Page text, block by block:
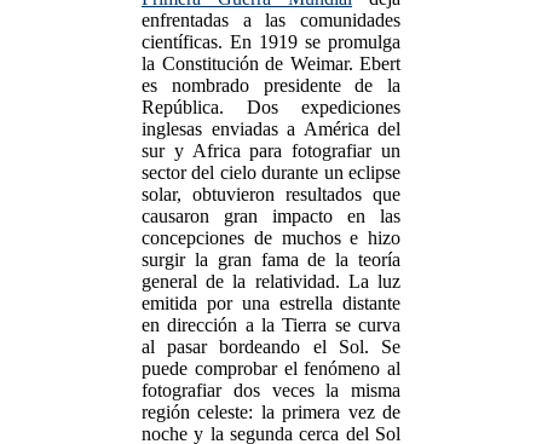
enfrentadas a las comunidades
científicas. En 1919 se promulga
la Constitución de Weimar. Ebert
es nombrado presidente de la
República. Dos expediciones
inglesas enviadas a América del
sur y Africa para fotografiar un
sector del cielo durante un eclipse
solar, obtuvieron resultados que
causaron gran impacto en las
concepciones de muchos e hizo
surgir la gran fama de la teoría
general de la relatividad. La luz
emitida por una estrella distante
en dirección a la Tierra se curva
al pasar bordeando el Sol. Se
puede comprobar el fenómeno al
fotografiar dos veces la misma
región celeste: la primera vez de
noche y la segunda cerca del Sol